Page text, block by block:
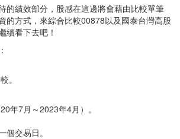
的績效部分，股感在這邊將會藉由比較單筆
的方式，來綜合比較00878以及國泰台灣高股
續看下去吧！
。
年7月～2023年4月）。
交易日。